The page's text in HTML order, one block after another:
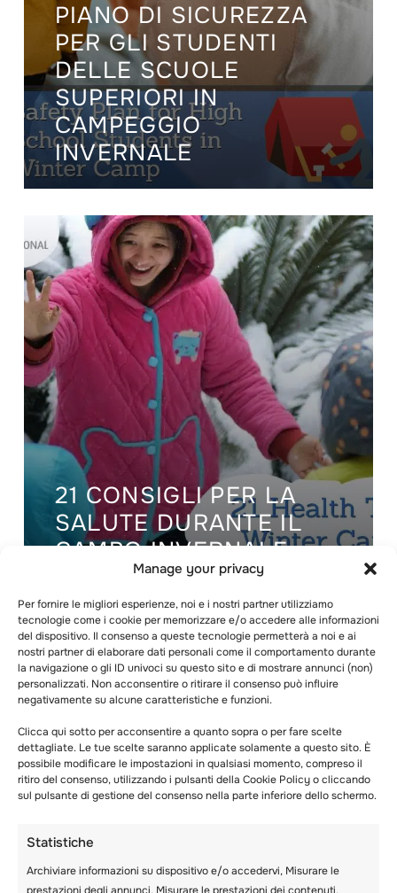
Manage your privacy
Per fornire le migliori esperienze, noi e i nostri partner utilizziamo
tecnologie come i cookie per memorizzare e/o accedere alle informazioni
del dispositivo. Il consenso a queste tecnologie permetterà a noi e ai
nostri partner di elaborare dati personali come il comportamento durante
la navigazione o gli ID univoci su questo sito e di mostrare annunci (non)
personalizzati. Non acconsentire o ritirare il consenso può influire
negativamente su alcune caratteristiche e funzioni.
Clicca qui sotto per acconsentire a quanto sopra o per fare scelte
dettagliate. Le tue scelte saranno applicate solamente a questo sito. È
possibile modificare le impostazioni in qualsiasi momento, compreso il
ritiro del consenso, utilizzando i pulsanti della Cookie Policy o cliccando
sul pulsante di gestione del consenso nella parte inferiore dello schermo.
Statistiche
Archiviare informazioni su dispositivo e/o accedervi, Misurare le
PIANO DI SICUREZZA
PER GLI STUDENTI
DELLE SCUOLE
SUPERIORI IN
CAMPEGGIO
INVERNALE
21 CONSIGLI PER LA
SALUTE DURANTE IL
CAMPO INVERNALE
IN SVIZZERA